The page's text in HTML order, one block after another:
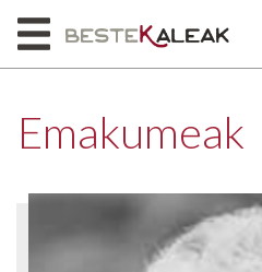
Emakumeak